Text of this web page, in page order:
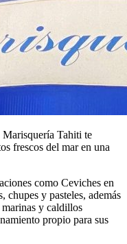
Tahiti te
frescos del mar en una
como Ceviches en
chupes y pasteles, además
marinas y caldillos
propio para sus